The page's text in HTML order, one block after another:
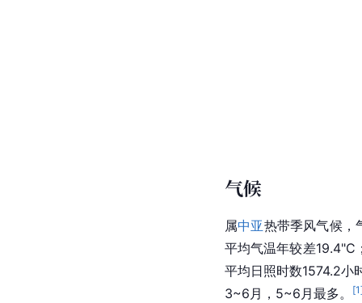
气候
属中亚热带季风气候，
平均气温年较差19.4"C
平均日照时数1574.2小
3~6月，5~6月最多。
[1